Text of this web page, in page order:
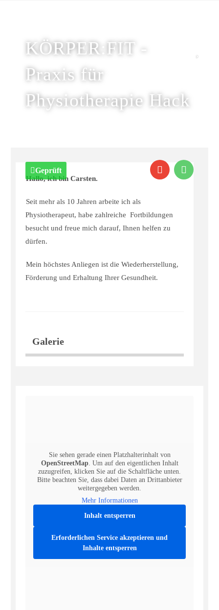
KÖRPER:FIT -
Praxis für
Physiotherapie Hack
Geprüft
Hallo, ich bin Carsten.
Seit mehr als 10 Jahren arbeite ich als
Physiotherapeut, habe zahlreiche Fortbildungen
besucht und freue mich darauf, Ihnen helfen zu
dürfen.
Mein höchstes Anliegen ist die Wiederherstellung,
Förderung und Erhaltung Ihrer Gesundheit.
Galerie
Sie sehen gerade einen Platzhalterinhalt von
OpenStreetMap. Um auf den eigentlichen Inhalt
zuzugreifen, klicken Sie auf die Schaltfläche unten.
Bitte beachten Sie, dass dabei Daten an Drittanbieter
weitergegeben werden.
Mehr Informationen
Inhalt entsperren
Erforderlichen Service akzeptieren und
Inhalte entsperren